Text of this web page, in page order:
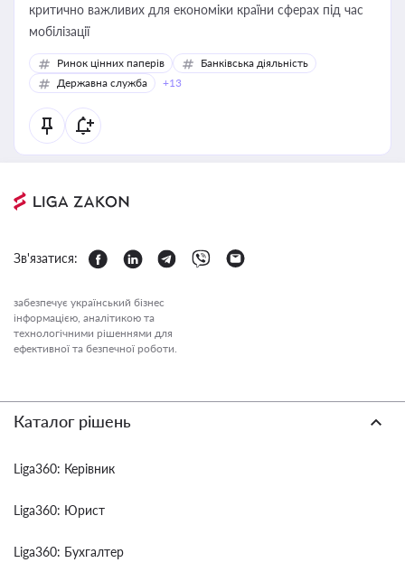
критично важливих для економіки країни сферах під час
мобілізації
Ринок цінних паперів
Банківська діяльність
Державна служба
+13
Зв'язатися:
забезпечує український бізнес
інформацією, аналітикою та
технологічними рішеннями для
ефективної та безпечної роботи.
Каталог рішень
Liga360: Керівник
Liga360: Юрист
Liga360: Бухгалтер